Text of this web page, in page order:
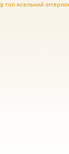
топ ясельний